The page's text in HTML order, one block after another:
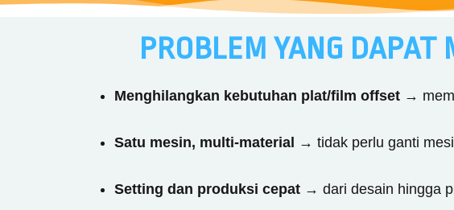
PROBLEM YANG
Menghilangkan kebutuhan plat/film offset →
Satu mesin, multi-material → tidak perlu ganti
Setting dan produksi cepat → dari desain hingga